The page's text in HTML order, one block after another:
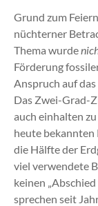
Grund zum
nüchterner
Thema wurde
Förderung
Anspruch auf
Das Zwei-Grad-
auch einhalten
heute
die Hälfte der
viel verwendete
keinen
sprechen seit